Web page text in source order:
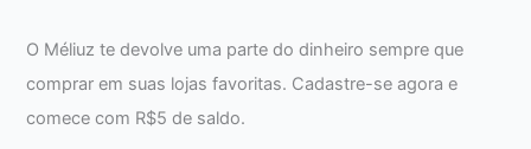
O Méliuz te devolve uma parte do dinheiro sempre que
comprar em suas lojas favoritas. Cadastre-se agora e
comece com R$5 de saldo.